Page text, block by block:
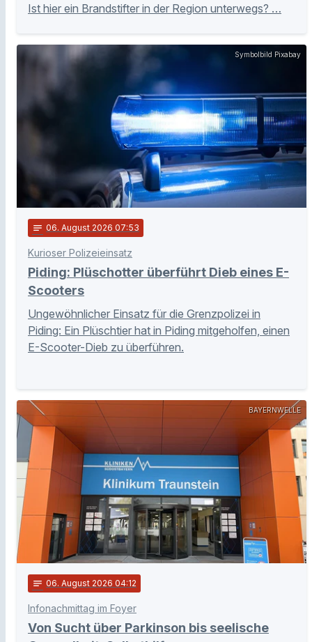
Ist hier ein Brandstifter in der Region unterwegs? …
Symbolbild Pixabay
notes 06. August 2026 07:53
Kurioser Polizeieinsatz
Piding: Plüschotter überführt Dieb eines E-
Scooters
Ungewöhnlicher Einsatz für die Grenzpolizei in
Piding: Ein Plüschtier hat in Piding mitgeholfen, einen
E-Scooter-Dieb zu überführen.
BAYERNWELLE
notes 06. August 2026 04:12
Infonachmittag im Foyer
Von Sucht über Parkinson bis seelische